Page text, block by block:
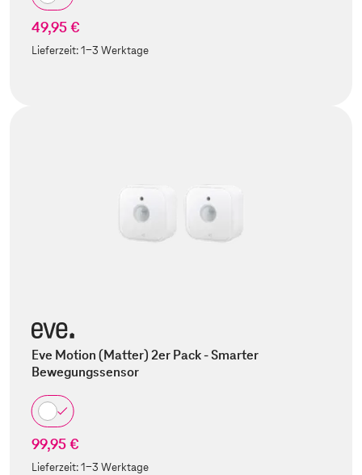
49,95 €
Lieferzeit:1-3 Werktage
Eve Motion (Matter) 2er Pack - Smarter
Bewegungssensor
99,95 €
Lieferzeit:1-3 Werktage